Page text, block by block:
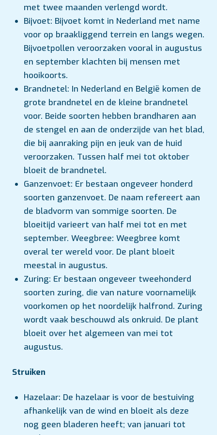
met twee maanden verlengd wordt.
Bijvoet: Bijvoet komt in Nederland met name
voor op braakliggend terrein en langs wegen.
Bijvoetpollen veroorzaken vooral in augustus
en september klachten bij mensen met
hooikoorts.
Brandnetel: In Nederland en België komen de
grote brandnetel en de kleine brandnetel
voor. Beide soorten hebben brandharen aan
de stengel en aan de onderzijde van het blad,
die bij aanraking pijn en jeuk van de huid
veroorzaken. Tussen half mei tot oktober
bloeit de brandnetel.
Ganzenvoet: Er bestaan ongeveer honderd
soorten ganzenvoet. De naam refereert aan
de bladvorm van sommige soorten. De
bloeitijd varieert van half mei tot en met
september. Weegbree: Weegbree komt
overal ter wereld voor. De plant bloeit
meestal in augustus.
Zuring: Er bestaan ongeveer tweehonderd
soorten zuring, die van nature voornamelijk
voorkomen op het noordelijk halfrond. Zuring
wordt vaak beschouwd als onkruid. De plant
bloeit over het algemeen van mei tot
augustus.
Struiken
Hazelaar: De hazelaar is voor de bestuiving
afhankelijk van de wind en bloeit als deze
nog geen bladeren heeft; van januari tot